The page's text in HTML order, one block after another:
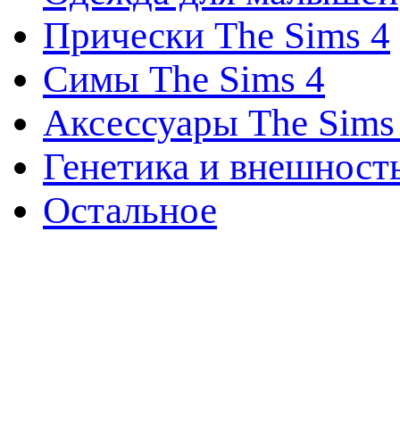
Прически The Sims 4
Симы The Sims 4
Аксессуары The
Генетика и
Остальное